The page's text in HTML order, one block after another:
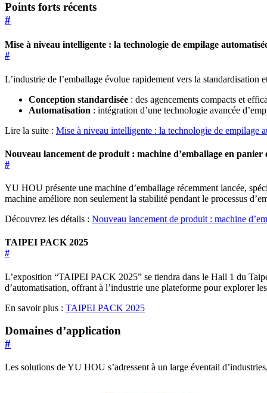
Points forts récents
#
Mise à niveau intelligente : la technologie de empilage
#
L’industrie de l’emballage évolue rapidement vers la
Conception standardisée : des agencements compacts et
Automatisation : intégration d’une technologie avancée
Lire la suite : Mise à niveau intelligente : la technologie de empilage
Nouveau lancement de produit : machine d’emballage en
#
YU HOU présente une machine d’emballage récemment lancée,
machine améliore non seulement la stabilité pendant le processus
Découvrez les détails : Nouveau lancement de produit : machine
TAIPEI PACK 2025
#
L’exposition “TAIPEI PACK 2025” se tiendra dans le Hall 1 du
d’automatisation, offrant à l’industrie une plateforme pour explorer
En savoir plus : TAIPEI PACK 2025
Domaines d’application
#
Les solutions de YU HOU s’adressent à un large éventail